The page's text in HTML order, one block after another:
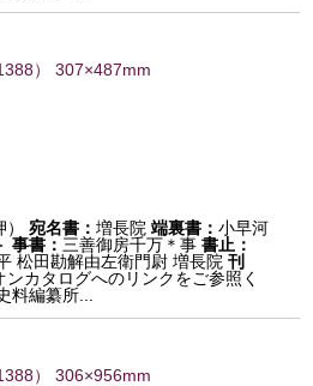
） 307×487mm
宛名書：増長院 端裏書：小早河
事書： 三善御房千万＊事 書止：
松田勘解由左衛門尉 増長院 刊
ンカタログへのリンクをご参照く
料編纂所...
） 306×956mm